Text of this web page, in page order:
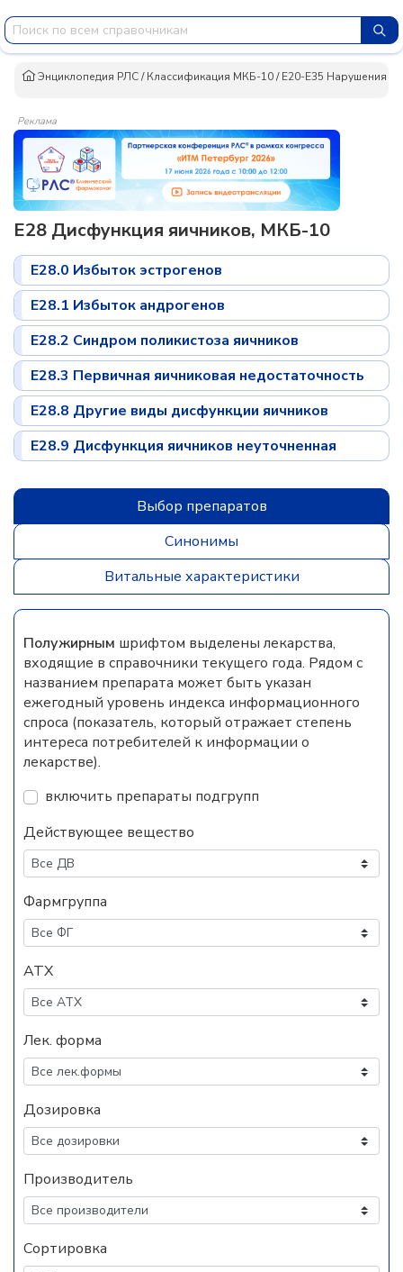
Энциклопедия РЛС/Классификация МКБ-10/E20-E35 Нарушения
Реклама
E28 Дисфункция яичников, МКБ-10
E28.0 Избыток эстрогенов
E28.1 Избыток андрогенов
E28.2 Синдром поликистоза яичников
E28.3 Первичная яичниковая недостаточность
E28.8 Другие виды дисфункции яичников
E28.9 Дисфункция яичников неуточненная
Выбор препаратов
Синонимы
Витальные характеристики
Полужирным шрифтом выделены лекарства,
входящие в справочники текущего года. Рядом с
названием препарата может быть указан
ежегодный уровень индекса информационного
спроса (показатель, который отражает степень
интереса потребителей к информации о
лекарстве).
включить препараты подгрупп
Действующее вещество
Фармгруппа
АТХ
Лек. форма
Дозировка
Производитель
Сортировка